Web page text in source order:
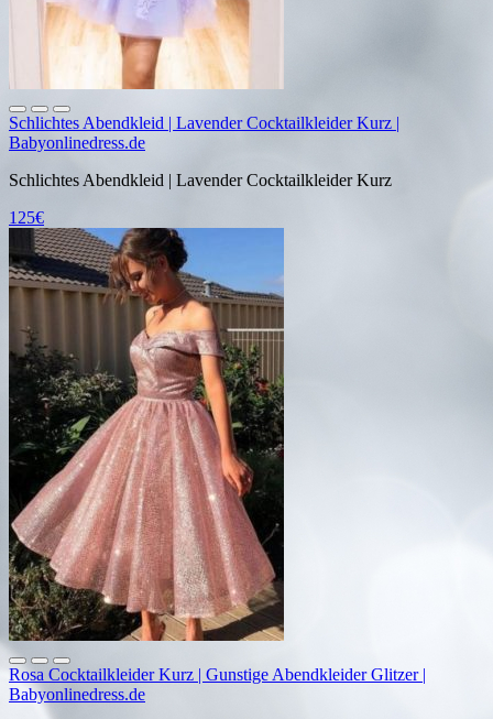
Schlichtes Abendkleid | Lavender Cocktailkleider Kurz |
Babyonlinedress.de
Schlichtes Abendkleid | Lavender Cocktailkleider Kurz
125€
Rosa Cocktailkleider Kurz | Gunstige Abendkleider Glitzer |
Babyonlinedress.de